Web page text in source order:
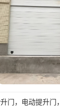
工业滑升门，电动提升门，安徽翻板提升门厂家